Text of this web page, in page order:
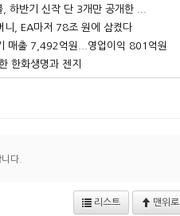
하반기 신작 단 3개만 공개한 ...
니, EA마저 78조 원에 삼켰다
매출 7,492억원...영업이익 801억원
한화생명과 젠지
다.
리스트 맨위로